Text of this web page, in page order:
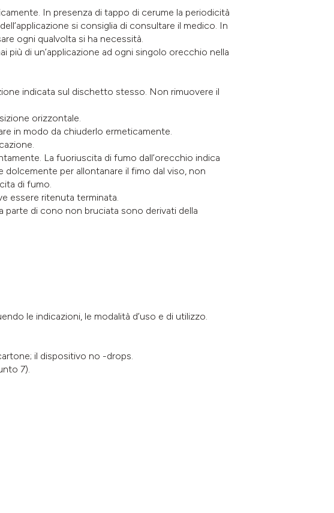
In presenza di tappo di cerume la periodicità
si consiglia di consultare il medico. In
ogni qualvolta si ha necessità.
di un’applicazione ad ogni singolo orecchio nella
indicata sul dischetto stesso. Non rimuovere il
orizzontale.
in modo da chiuderlo ermeticamente.
La fuoriuscita di fumo dall’orecchio indica
per allontanare il fimo dal viso, non
di fumo.
essere ritenuta terminata.
parte di cono non bruciata sono derivati della
le indicazioni, le modalità d’uso e di utilizzo.
il dispositivo no -drops.
7).